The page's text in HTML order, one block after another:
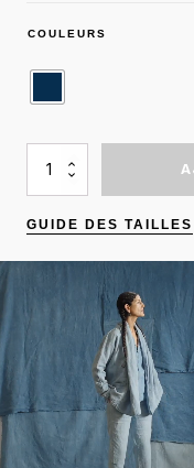
COULEURS
QUANTITÉ
VESTE
GUIDE DES TAILLES